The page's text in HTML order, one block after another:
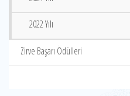
2022 Yılı
Zirve Başarı Ödülleri